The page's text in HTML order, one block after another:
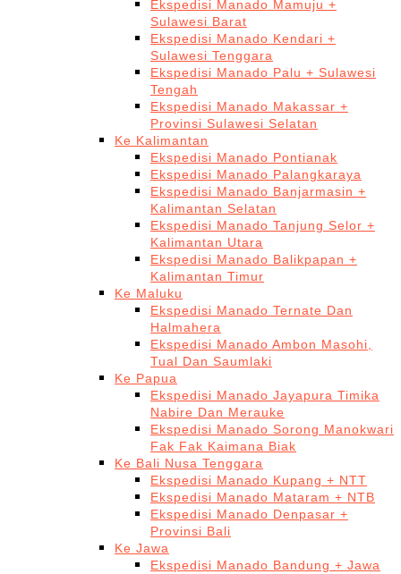
Ekspedisi Manado Mamuju +
Sulawesi Barat
Ekspedisi Manado Kendari +
Sulawesi Tenggara
Ekspedisi Manado Palu + Sulawesi
Tengah
Ekspedisi Manado Makassar +
Provinsi Sulawesi Selatan
Ke Kalimantan
Ekspedisi Manado Pontianak
Ekspedisi Manado Palangkaraya
Ekspedisi Manado Banjarmasin +
Kalimantan Selatan
Ekspedisi Manado Tanjung Selor +
Kalimantan Utara
Ekspedisi Manado Balikpapan +
Kalimantan Timur
Ke Maluku
Ekspedisi Manado Ternate Dan
Halmahera
Ekspedisi Manado Ambon Masohi,
Tual Dan Saumlaki
Ke Papua
Ekspedisi Manado Jayapura Timika
Nabire Dan Merauke
Ekspedisi Manado Sorong Manokwari
Fak Fak Kaimana Biak
Ke Bali Nusa Tenggara
Ekspedisi Manado Kupang + NTT
Ekspedisi Manado Mataram + NTB
Ekspedisi Manado Denpasar +
Provinsi Bali
Ke Jawa
Ekspedisi Manado Bandung + Jawa